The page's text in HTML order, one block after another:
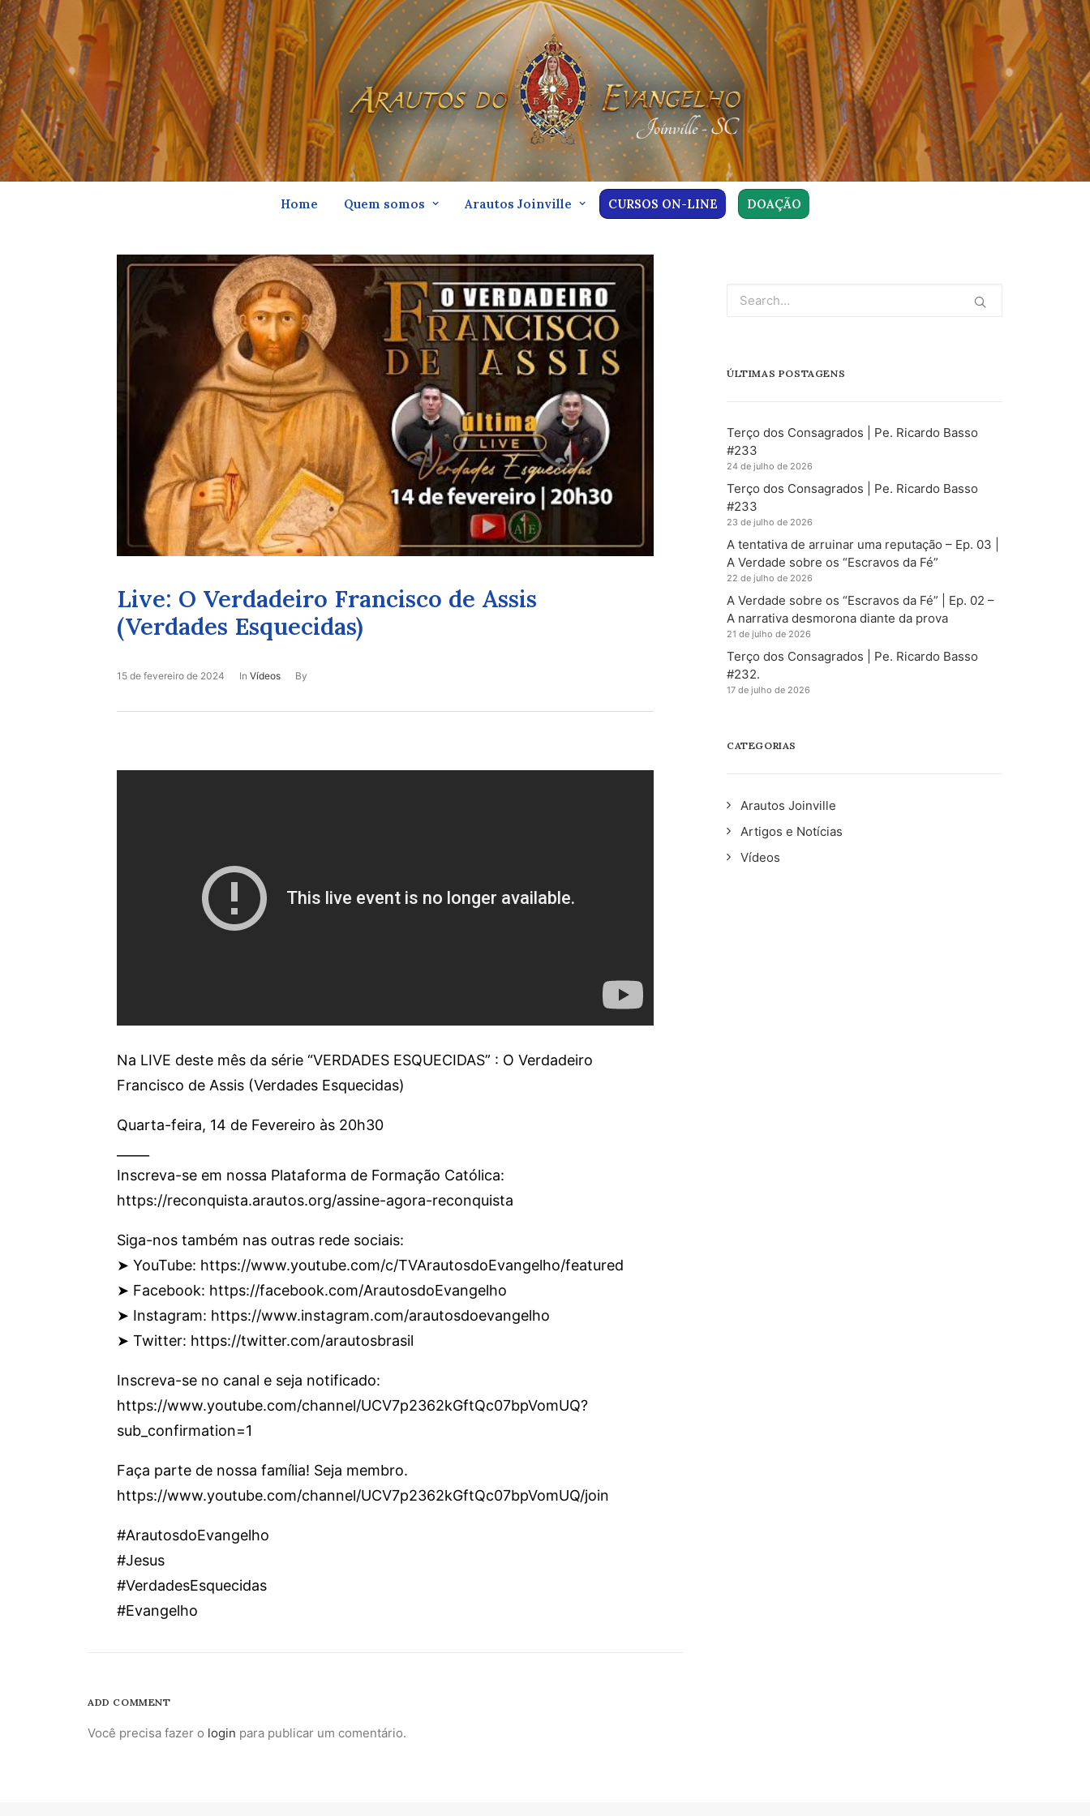
Home Quem somos Arautos Joinville CURSOS ON-LINE DOAÇÃO
Live: O Verdadeiro Francisco de Assis
(Verdades Esquecidas)
15 de fevereiro de 2024 In Vídeos By
Na LIVE deste mês da série “VERDADES ESQUECIDAS” : O Verdadeiro
Francisco de Assis (Verdades Esquecidas)
Quarta-feira, 14 de Fevereiro às 20h30
Inscreva-se em nossa Plataforma de Formação Católica:
https://reconquista.arautos.org/assine-agora-reconquista
Siga-nos também nas outras rede sociais:
➤ YouTube: https://www.youtube.com/c/TVArautosdoEvangelho/featured
➤ Facebook: https://facebook.com/ArautosdoEvangelho
➤ Instagram: https://www.instagram.com/arautosdoevangelho
➤ Twitter: https://twitter.com/arautosbrasil
Inscreva-se no canal e seja notificado:
https://www.youtube.com/channel/UCV7p2362kGftQc07bpVomUQ?
sub_confirmation=1
Faça parte de nossa família! Seja membro.
https://www.youtube.com/channel/UCV7p2362kGftQc07bpVomUQ/join
#ArautosdoEvangelho
#Jesus
#VerdadesEsquecidas
#Evangelho
ADD COMMENT
Você precisa fazer o login para publicar um comentário.
ÚLTIMAS POSTAGENS
Terço dos Consagrados | Pe. Ricardo Basso
#233
24 de julho de 2026
Terço dos Consagrados | Pe. Ricardo Basso
#233
23 de julho de 2026
A tentativa de arruinar uma reputação – Ep. 03 |
A Verdade sobre os “Escravos da Fé”
22 de julho de 2026
A Verdade sobre os “Escravos da Fé” | Ep. 02 –
A narrativa desmorona diante da prova
21 de julho de 2026
Terço dos Consagrados | Pe. Ricardo Basso
#232.
17 de julho de 2026
CATEGORIAS
Arautos Joinville
Artigos e Notícias
Vídeos